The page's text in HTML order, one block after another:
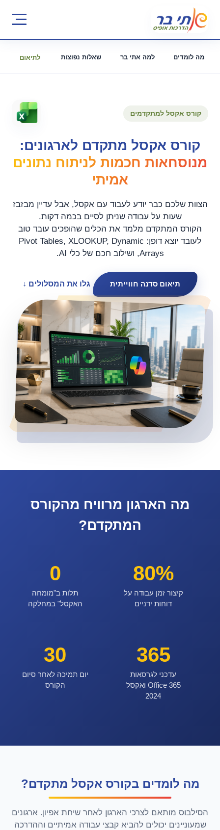
מה לומדים למה אתי בר שאלות נפוצות לתיאום
קורס אקסל למתקדמים
קורס אקסל מתקדם לארגונים:
מנוסחאות חכמות לניתוח נתונים
אמיתי
הצוות שלכם כבר יודע לעבוד עם אקסל, אבל עדיין מבזבז
שעות על עבודה שניתן לסיים בכמה דקות.
הקורס המתקדם מלמד את הכלים שהופכים עובד טוב
לעובד יוצא דופן: Pivot Tables, XLOOKUP, Dynamic
Arrays, ושילוב חכם של כלי AI.
תיאום סדנה חווייתית גלו את המסלולים ↓
מה הארגון מרוויח מהקורס
המתקדם?
80%
קיצור זמן עבודה על
דוחות ידניים
0
תלות ב"מומחה
האקסל" במחלקה
365
עדכני לגרסאות
Office 365 ואקסל
2024
30
יום תמיכה לאחר סיום
הקורס
מה לומדים בקורס אקסל מתקדם?
הסילבוס מותאם לצרכי הארגון לאחר שיחת אפיון. ארגונים
שמעוניינים יכולים להביא קבצי עבודה אמיתיים וההדרכה